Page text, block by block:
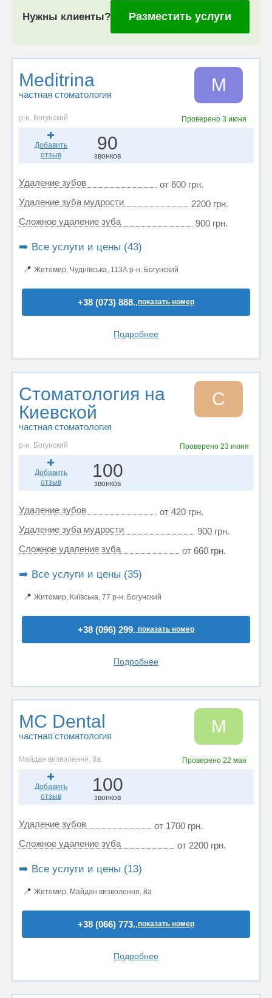
Нужны клиенты? Разместить услуги
Meditrina
частная стоматология M
р-н. Богунский Проверено3 июня
Добавить
отзыв
90
звонков
Удаление зубов
от 600 грн.
Удаление зуба мудрости
2200 грн.
Сложное удаление зуба
900 грн.
➡️ Все услуги и цены (43)
📍 Житомир, Чуднівська, 113А р-н. Богунский
+38 (073) 888..показать номер
Подробнее
Стоматология на
Киевской
частная стоматология
С
р-н. Богунский Проверено 23 июня
Добавить
отзыв
100
звонков
Удаление зубов
от 420 грн.
Удаление зуба мудрости
900 грн.
Сложное удаление зуба
от 660 грн.
➡️ Все услуги и цены (35)
📍 Житомир, Київська, 77 р-н. Богунский
+38 (096) 299..показать номер
Подробнее
MC Dental
частная стоматология M
Майдан визволення, 8а Проверено 22 мая
Добавить
отзыв
100
звонков
Удаление зубов
от 1700 грн.
Сложное удаление зуба
от 2200 грн.
➡️ Все услуги и цены (13)
📍 Житомир, Майдан визволення, 8а
+38 (066) 773..показать номер
Подробнее